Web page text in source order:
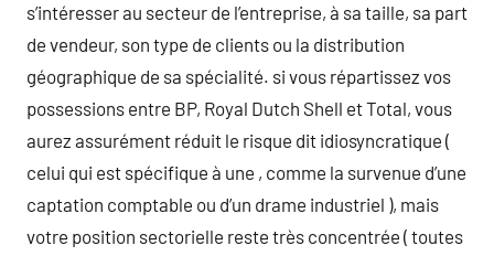
s’intéresser au secteur de l’entreprise, à sa taille, sa part
de vendeur, son type de clients ou la distribution
géographique de sa spécialité. si vous répartissez vos
possessions entre BP, Royal Dutch Shell et Total, vous
aurez assurément réduit le risque dit idiosyncratique (
celui qui est spécifique à une , comme la survenue d’une
captation comptable ou d’un drame industriel ), mais
votre position sectorielle reste très concentrée ( toutes